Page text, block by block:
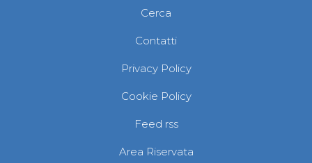
Cerca
Contatti
Privacy Policy
Cookie Policy
Feed rss
Area Riservata